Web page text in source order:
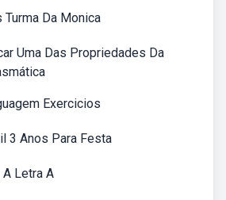
Da Monica
Uma Das Propriedades Da
Exercicios
3 Anos Para Festa
Letra A